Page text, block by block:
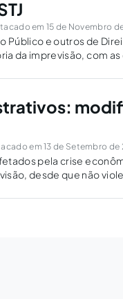
em 15 de Novembro
Público e outros de
da imprevisão, com
em 13 de Setembro de
pela crise
desde que não